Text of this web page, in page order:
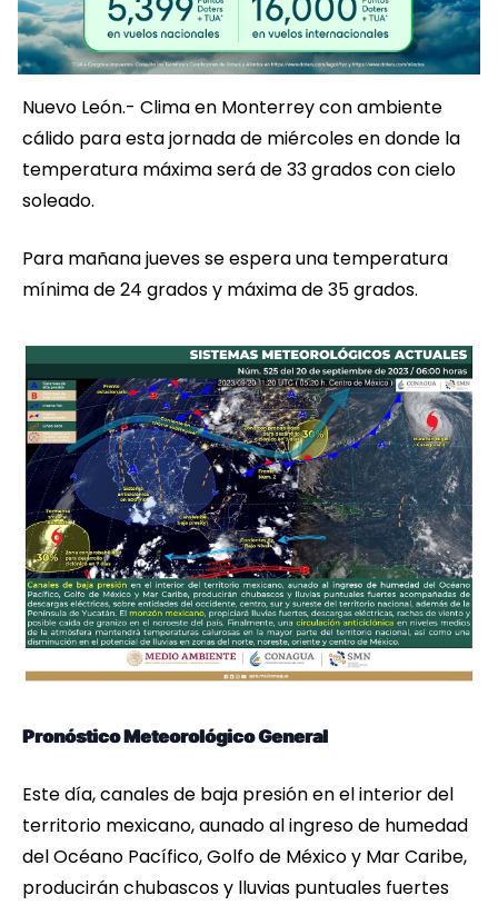
Nuevo León.- Clima en Monterrey con ambiente
cálido para esta jornada de miércoles en donde la
temperatura máxima será de 33 grados con cielo
soleado.
Para mañana jueves se espera una temperatura
mínima de 24 grados y máxima de 35 grados.
Pronóstico Meteorológico General
Este día, canales de baja presión en el interior del
territorio mexicano, aunado al ingreso de humedad
del Océano Pacífico, Golfo de México y Mar Caribe,
producirán chubascos y lluvias puntuales fuertes